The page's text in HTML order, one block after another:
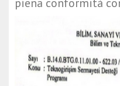
piena conformità